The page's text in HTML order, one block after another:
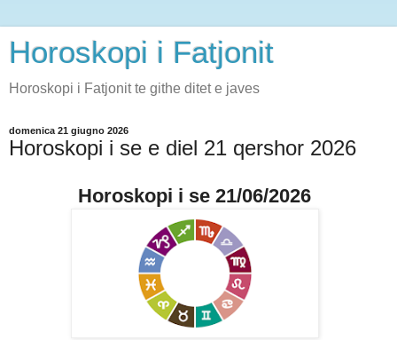
Horoskopi i Fatjonit
Horoskopi i Fatjonit te githe ditet e javes
domenica 21 giugno 2026
Horoskopi i se e diel 21 qershor 2026
Horoskopi i se 21/06/2026